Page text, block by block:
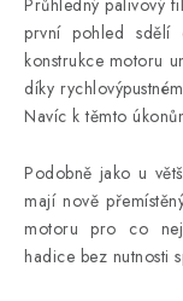
Průhledný palivový
první pohled sdělí
konstrukce motoru
díky
Navíc k těmto
Podobně jako u
mají nově
motoru pro co
hadice bez nutnosti